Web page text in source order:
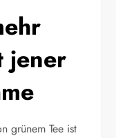
jener
grünem Tee ist